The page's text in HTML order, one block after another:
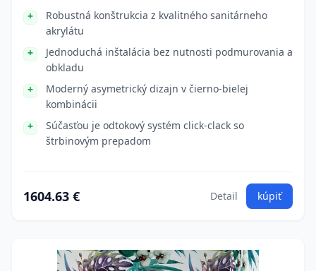
Robustná konštrukcia z kvalitného sanitárneho
akrylátu
Jednoduchá inštalácia bez nutnosti podmurovania a
obkladu
Moderný asymetrický dizajn v čierno-bielej
kombinácii
Súčasťou je odtokový systém click-clack so
štrbinovým prepadom
1604.63 € Detail kúpiť